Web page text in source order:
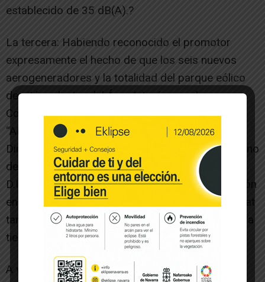
establecido de 35 dB(A).?
La tercera: Habiendo reconocido el promotor
expresamente el hecho de que los seis nuevos
aerogeneradores y la totalidad del parque eólico
de sitúan dentro del Área Interés para la
Conservación de las Aves Esteparias de Navarra
“AICAENA Monte de Cabanillas”. ¿Por qué la
Dirección General de Medio Ambiente del Gobierno
de Navarra no hace ninguna mención a ello en la
D.I.A.? ¿Acaso no es cierto que cualquier actuación
en la zona va a suponer un duro golpe a un hábitat
tan frágil y, por tanto a la supervivencia en nuestra
tierra de dichas aves?
A ver si alguien las responde.